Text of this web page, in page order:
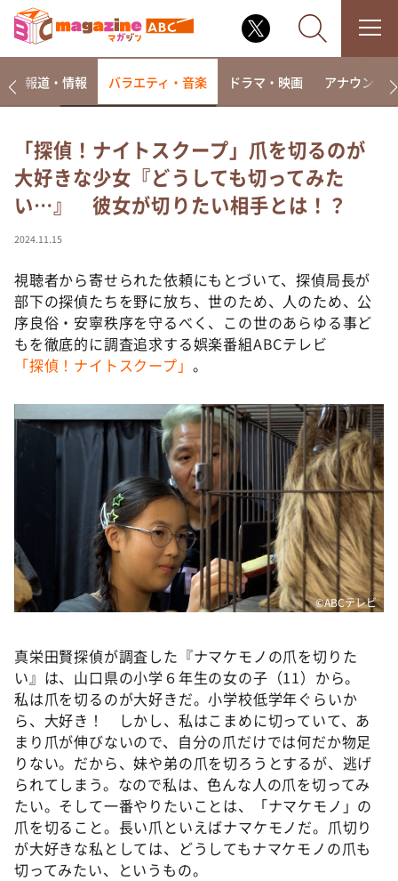
なるみ・岡村の過ぎるTV
相席食堂
これ余談なんですけど・・・
て真剣です
探偵！ナイトスクープ
news おかえり
河合＆A.B.C-Z塚田×福井アナ「なんでやねん！？」
（news おかえり）
DAIGOも台所 ～きょうの献立 何にする？～
本日はダイアンなり！シーズン２
朝だ！生です旅サラダ
教えて！ニュースライブ 正義のミカタ
ＬＩＦＥ～夢のカタチ～
新婚さんいらっしゃい！
ポツンと一軒家
ぺこぱのまるスポ
アナ回覧板
報道・情報 バラエティ・音楽 ドラマ・映画 アナウンサー
「探偵！ナイトスクープ」爪を切るのが
大好きな少女『どうしても切ってみた
い…』 彼女が切りたい相手とは！？
2024.11.15
視聴者から寄せられた依頼にもとづいて、探偵局長が
部下の探偵たちを野に放ち、世のため、人のため、公
序良俗・安寧秩序を守るべく、この世のあらゆる事ど
もを徹底的に調査追求する娯楽番組ABCテレビ
「探偵！ナイトスクープ」 。
©ABCテレビ
真栄田賢探偵が調査した『ナマケモノの爪を切りた
い』は、山口県の小学６年生の女の子（11）から。
私は爪を切るのが大好きだ。小学校低学年ぐらいか
ら、大好き！ しかし、私はこまめに切っていて、あ
まり爪が伸びないので、自分の爪だけでは何だか物足
りない。だから、妹や弟の爪を切ろうとするが、逃げ
られてしまう。なので私は、色んな人の爪を切ってみ
たい。そして一番やりたいことは、「ナマケモノ」の
爪を切ること。長い爪といえばナマケモノだ。爪切り
が大好きな私としては、どうしてもナマケモノの爪も
切ってみたい、というもの。